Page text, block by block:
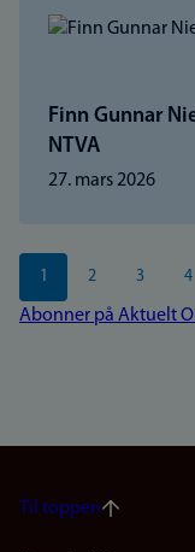
Finn Gunnar
NTVA
27. mars 2026
Sider
Nåværende
side
1 Side
2 Side
3 4
Abonner på Aktuelt
Til toppen